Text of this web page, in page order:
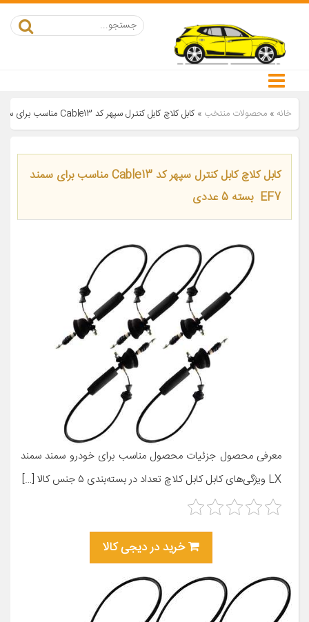
خانه » محصولات منتخب »کابل کلاچ کابل کنترل سپهر کد Cable13 مناسب برای سمند EF7 بسته 5 عددی
کابل کلاچ کابل کنترل سپهر کد Cable13 مناسب برای سمند
EF7 بسته 5 عددی
معرفی محصول جزئیات محصول مناسب برای خودرو سمند سمند
LX ویژگی‌های کابل کابل کلاچ تعداد در بسته‌بندی ۵ جنس کالا […]
خرید در دیجی کالا